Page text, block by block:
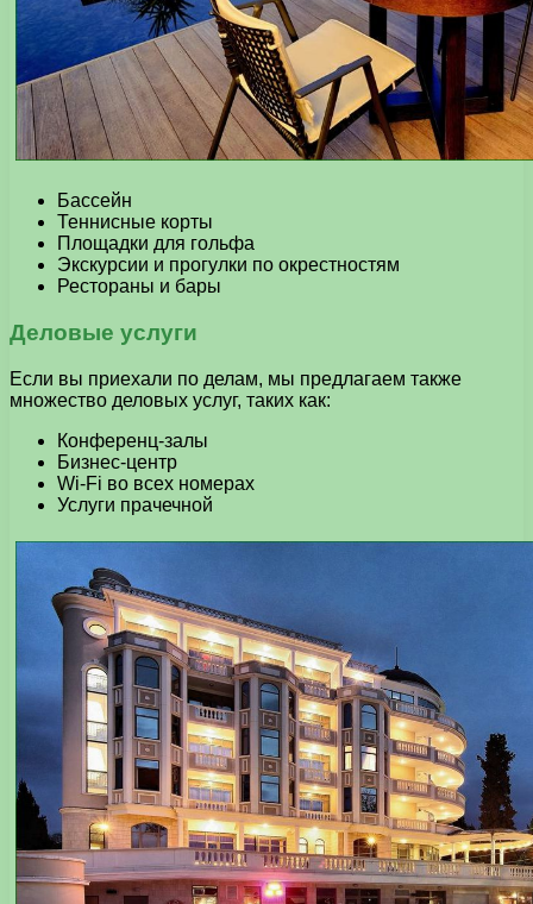
Бассейн
Теннисные корты
Площадки для гольфа
Экскурсии и прогулки по окрестностям
Рестораны и бары
Деловые услуги
Если вы приехали по делам, мы предлагаем также
множество деловых услуг, таких как:
Конференц-залы
Бизнес-центр
Wi-Fi во всех номерах
Услуги прачечной